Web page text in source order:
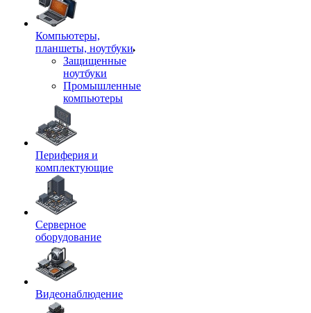
Компьютеры,
планшеты, ноутбуки
Защищенные
ноутбуки
Промышленные
компьютеры
Периферия и
комплектующие
Серверное
оборудование
Видеонаблюдение